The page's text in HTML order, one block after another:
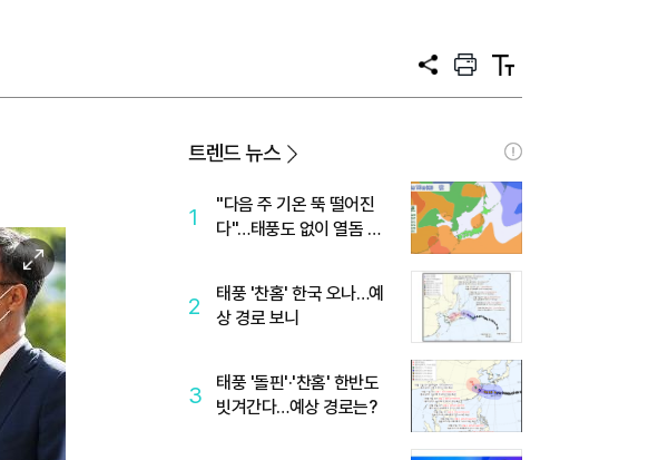
공
프
트
텍
트
이
미
지
확
트렌드 뉴스
1
"다음 주 기온 뚝 떨어진
다"…태풍도 없이 열돔 박
2
태풍 '찬홈' 한국 오나…예
상 경로 보니
3
태풍 '돌핀'·'찬홈' 한반도
빗겨간다…예상 경로는?